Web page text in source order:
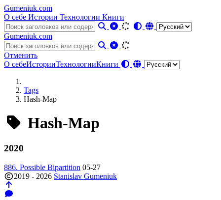
Gumeniuk.com
О себе Истории Технологии Книги
Gumeniuk.com
Отменить
О себеИсторииТехнологииКниги
Tags
Hash-Map
Hash-Map
2020
886. Possible Bipartition 05-27
2019 - 2026 Stanislav Gumeniuk